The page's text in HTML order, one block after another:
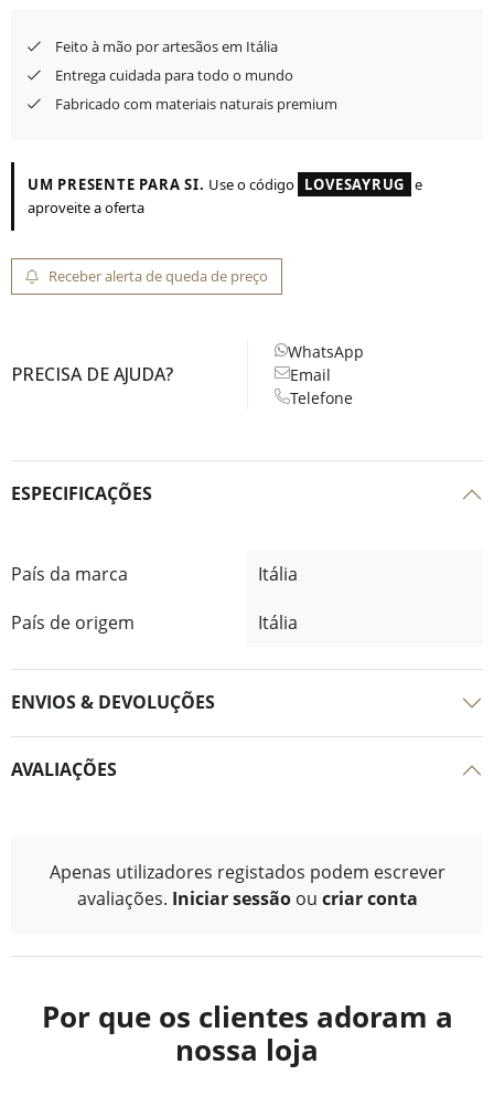
Feito à mão por artesãos em Itália
Entrega cuidada para todo o mundo
Fabricado com materiais naturais premium
UM PRESENTE PARA SI. Use o código LOVESAYRUG e
aproveite a oferta
Receber alerta de queda de preço
PRECISA DE AJUDA?
WhatsApp
Email
Telefone
ESPECIFICAÇÕES
País da marca
Itália
País de origem
Itália
ENVIOS & DEVOLUÇÕES
AVALIAÇÕES
Apenas utilizadores registados podem escrever
avaliações. Iniciar sessão ou criar conta
Por que os clientes adoram a
nossa loja